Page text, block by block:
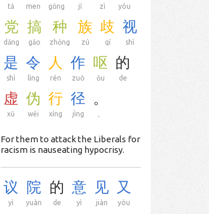
tā men gōng jī zì yóu
党
dǎng
搞
gǎo
种
zhǒng
族
zú
歧
qí
视
shì
是
shì
令
lìng
人
rén
作
zuò
呕
ǒu
的
de
虚
xū
伪
wěi
行
xíng
径
jìng
。
For them to attack the Liberals for
racism is nauseating hypocrisy.
议
yì
院
yuàn
的
de
意
yì
见
jiàn
又
yòu